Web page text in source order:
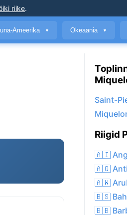
riike.
Ameerika ▼ Okeaania ▼
Saint-
Riigid
🇦🇮
🇦🇬
🇦🇼
🇧🇸
🇧🇧